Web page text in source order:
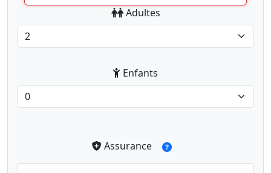
Adultes
Enfants
Assurance